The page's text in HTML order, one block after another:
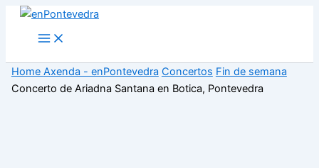
Main
Menu
Home Axenda - enPontevedra Concertos Fin de semana
Concerto de Ariadna Santana en Botica, Pontevedra